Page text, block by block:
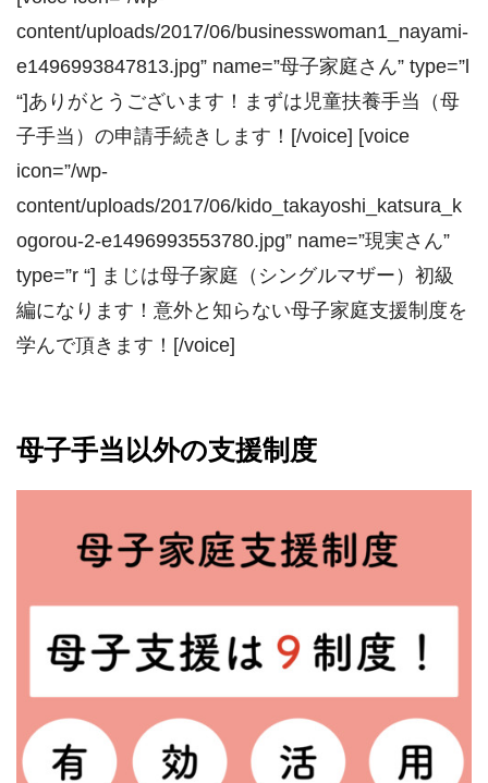
content/uploads/2017/06/businesswoman1_nayami-
e1496993847813.jpg” name=”母子家庭さん” type=”l
“]ありがとうございます！まずは児童扶養手当（母
子手当）の申請手続きします！[/voice] [voice
icon=”/wp-
content/uploads/2017/06/kido_takayoshi_katsura_k
ogorou-2-e1496993553780.jpg” name=”現実さん”
type=”r “] まじは母子家庭（シングルマザー）初級
編になります！意外と知らない母子家庭支援制度を
学んで頂きます！[/voice]
母子手当以外の支援制度